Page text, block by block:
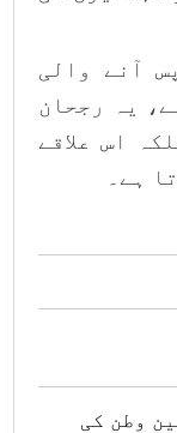
آنے والی
یہ رجحان
اس علاقے
ہے۔
وطن کی